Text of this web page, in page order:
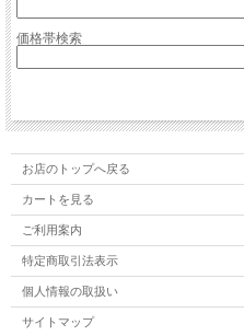
価格帯検索
お店のトップへ戻る
カートを見る
ご利用案内
特定商取引法表示
個人情報の取扱い
サイトマップ